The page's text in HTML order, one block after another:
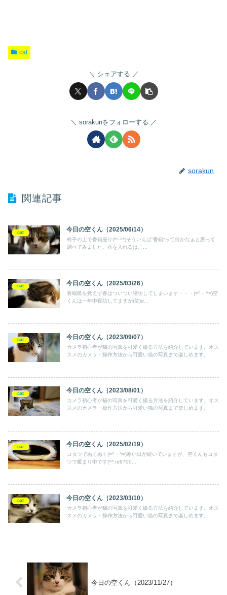
cat
シェアする
sorakunをフォローする
sorakun
関連記事
cat 今日の空くん（2025/06/14）
椅子の上で香箱座り(*^-^*)そういえば”香箱“って何かなぁと思って
調べてみました。香を入れるはこ...
cat 今日の空くん（2025/03/26）
春眠暁を覚えず春はついつい寝坊してしまいます・・・(=^・^=)空
くんは一年中寝坊してますが(笑)α...
cat 今日の空くん（2023/09/07）
カメラ初心者が猫の写真を可愛く撮る方法を紹介しています。オス
スメのカメラ・操作方法から可愛い猫の写真まで楽しめます。
cat 今日の空くん（2023/08/01）
カメラ初心者が猫の写真を可愛く撮る方法を紹介しています。オス
スメのカメラ・操作方法から可愛い猫の写真まで楽しめます。
cat 今日の空くん（2025/02/19）
コタツでぬくぬく(=^・^=)寒い日が続いていますが、空くんもコタ
ツで暖まり中です(^^♪α6700...
cat 今日の空くん（2023/03/10）
カメラ初心者が猫の写真を可愛く撮る方法を紹介しています。オス
スメのカメラ・操作方法から可愛い猫の写真まで楽しめます。
今日の空くん（2023/11/27）